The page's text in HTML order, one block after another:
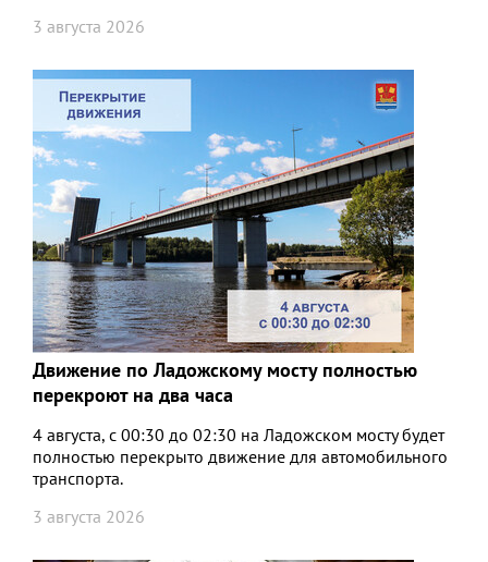
3 августа 2026
Движение по Ладожскому мосту полностью
перекроют на два часа
4 августа, с 00:30 до 02:30 на Ладожском мосту будет
полностью перекрыто движение для автомобильного
транспорта.
3 августа 2026